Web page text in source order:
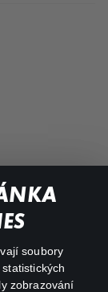
soubory
zobrazování